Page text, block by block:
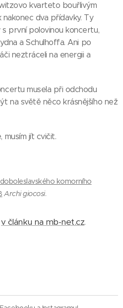
kvarteto bouřlivým
dva přídavky. Ty
první polovinou koncertu,
a Schulhoffa. Ani po
neztráceli na energii a
musela při odchodu
na světě něco krásnějšího než
jít cvičit.
komorního
Archi giocosi.
v článku na mb-net.cz.